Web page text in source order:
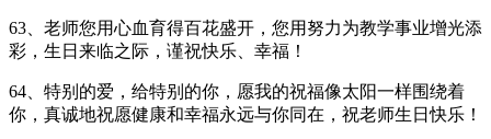
63、老师您用心血育得百花盛开，您用努力为教学事业增光添
彩，生日来临之际，谨祝快乐、幸福！
64、特别的爱，给特别的你，愿我的祝福像太阳一样围绕着
你，真诚地祝愿健康和幸福永远与你同在，祝老师生日快乐！